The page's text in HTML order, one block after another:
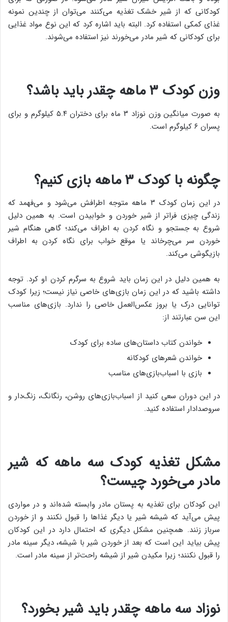
کودکانی که از شیر خشک تغذیه می‌کنند می‌توان از چندین نمونه
غذای کمکی استفاده کرد. البته باید اشاره کرد که این نوع مواد غذایی
برای کودکانی که شیر مادر می‌خورند نیز استفاده می‌شوند.
وزن کودک ۳ ماهه چقدر باید باشد؟
به صورت میانگین وزن نوزاد ۳ ماه برای دختران ۵.۴ کیلوگرم و برای
پسران ۶ کیلوگرم است.
چگونه با کودک ۳ ماهه بازی کنیم؟
در این زمان کودک ۳ ماهه متوجه اطرافش می‌شود و می‌فهمد که
زندگی چیزی فراتر از شیر خوردن و خوابیدن است. به همین دلیل
شروع به جستجو و نگاه کردن به اطراف می‌کند؛ گاهی هنگام شیر
خوردن سر می‌چرخاند یا موقع خواب برای نگاه کردن به اطراف
بازیگوشی می‌کند.
به همین دلیل در این زمان باید شروع به سرگرم کردن او کرد. توجه
داشته باشید که در این زمان بازی‌های خاصی نیاز نیست؛ زیرا کودک
توانایی درک یا بروز عکس‌العمل خاصی را ندارد. بازی‌های مناسب
این سن عبارتند از:
خواندن کتاب داستان‌های ساده برای کودک
خواندن شعرهای کودکانه
بازی با اسباب‌بازی‌های مناسب
در این دوران سعی کنید از اسباب‌بازی‌های روشن، رنگانگ، زنگ‌دار و
سروصدادار استفاده کنید.
مشکل تغذیه کودک سه ماهه که شیر
مادر می‌خورد چیست؟
این کودکان برای تغذیه به پستان مادر وابسته شده‌اند و در مواردی
پیش می‌آید که شیشه شیر یا دیگر غذاها را قبول نکنند و از خوردن
سرباز زنند. همچنین مشکل دیگری که احتمال دارد در این کودکان
پیش بیاید این است که بعد از خوردن شیر با شیشه، دیگر سینه مادر
را قبول نکنند؛ زیرا مکیدن شیر از شیشه راحت‌تر از سینه مادر است.
نوزاد سه ماهه چقدر باید شیر بخورد؟